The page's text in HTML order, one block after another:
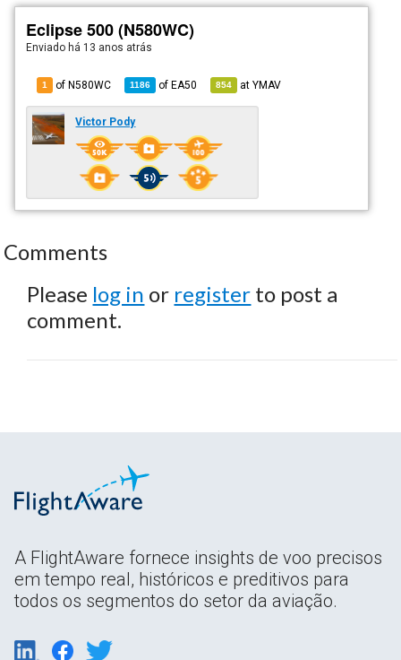
Eclipse 500 (N580WC)
Enviado há 13 anos atrás
1 of N580WC 1186 ofEA50 854 atYMAV
Victor Pody
Comments
Please log in or register to post a
comment.
A FlightAware fornece insights de voo precisos
em tempo real, históricos e preditivos para
todos os segmentos do setor da aviação.